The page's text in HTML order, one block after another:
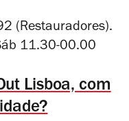
(Restauradores).
11.30-00.00
Lisboa, com